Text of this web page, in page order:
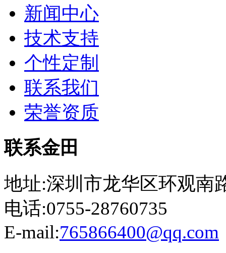
新闻中心
技术支持
个性定制
联系我们
荣誉资质
联系金田
地址:深圳市龙华区环观南
电话:0755-28760735
E-mail:765866400@qq.com